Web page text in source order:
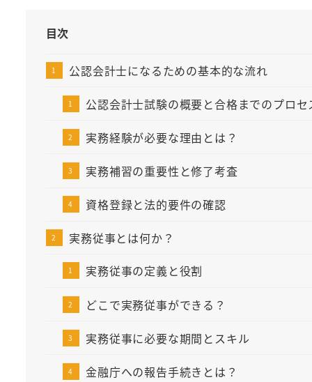
目次
公認会計士になるための基本的な流れ
公認会計士試験の概要と合格までのプロセ
実務経験が必要な理由とは？
実務補習の重要性と修了考査
資格登録と法的要件の確認
実務従事とは何か？
実務従事の定義と役割
どこで実務従事ができる？
実務従事に必要な期間とスキル
金融庁への報告手続きとは？